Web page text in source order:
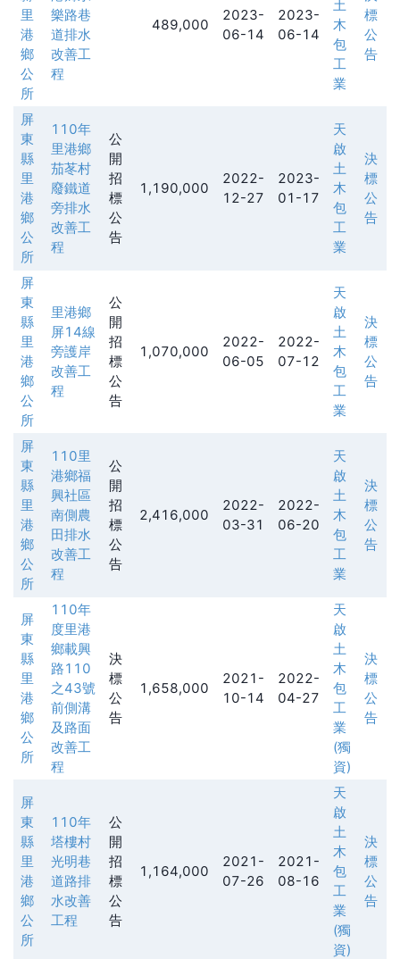
里
港
鄉
公
所
樂路巷
道排水
改善工
程
489,000
2023-
06-14
2023-
06-14
土
木
包
工
業
標
公
告
屏
東
縣
里
港
鄉
公
所
110年
里港鄉
茄苳村
廢鐵道
旁排水
改善工
程
公
開
招
標
公
告
1,190,000
2022-
12-27
2023-
01-17
天
啟
土
木
包
工
業
決
標
公
告
屏
東
縣
里
港
鄉
公
所
里港鄉
屏14線
旁護岸
改善工
程
公
開
招
標
公
告
1,070,000
2022-
06-05
2022-
07-12
天
啟
土
木
包
工
業
決
標
公
告
屏
東
縣
里
港
鄉
公
所
110里
港鄉福
興社區
南側農
田排水
改善工
程
公
開
招
標
公
告
2,416,000
2022-
03-31
2022-
06-20
天
啟
土
木
包
工
業
決
標
公
告
屏
東
縣
里
港
鄉
公
所
110年
度里港
鄉載興
路110
之43號
前側溝
及路面
改善工
程
決
標
公
告
1,658,000
2021-
10-14
2022-
04-27
天
啟
土
木
包
工
業
(獨
資)
決
標
公
告
屏
東
縣
里
港
鄉
公
所
110年
塔樓村
光明巷
道路排
水改善
工程
公
開
招
標
公
告
1,164,000
2021-
07-26
2021-
08-16
天
啟
土
木
包
工
業
(獨
資)
決
標
公
告